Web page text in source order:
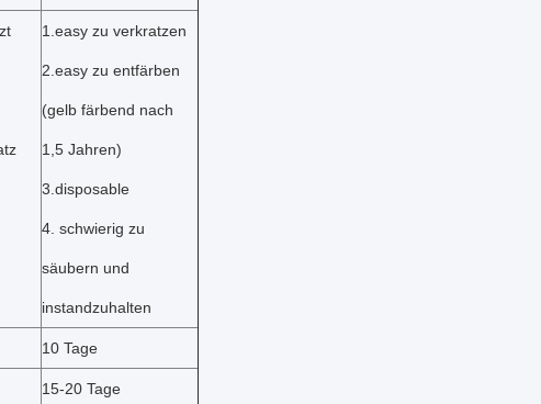
1.easy zu verkratzen
2.easy zu entfärben
(gelb färbend nach
1,5 Jahren)
3.disposable
4. schwierig zu
säubern und
instandzuhalten
10 Tage
15-20 Tage